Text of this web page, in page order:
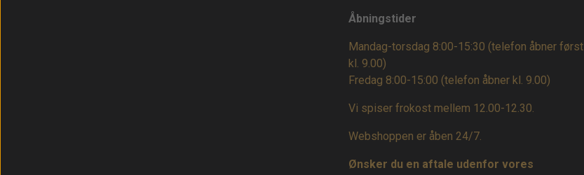
Åbningstider
Mandag-torsdag 8:00-15:30 (telefon åbner først
kl. 9.00)
Fredag 8:00-15:00 (telefon åbner kl. 9.00)
Vi spiser frokost mellem 12.00-12.30.
Webshoppen er åben 24/7.
Ønsker du en aftale udenfor vores